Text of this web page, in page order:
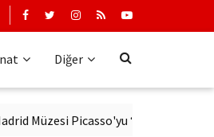
Diğer
Picasso'yu ‘Afrika Guernica’sı ile